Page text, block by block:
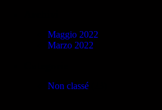
Maggio 2022
Marzo 2022
Non classé